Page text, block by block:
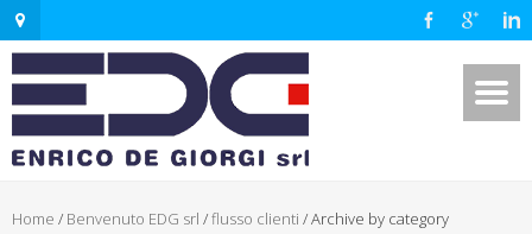
Home / Benvenuto EDG srl /flusso clienti /Archive by category